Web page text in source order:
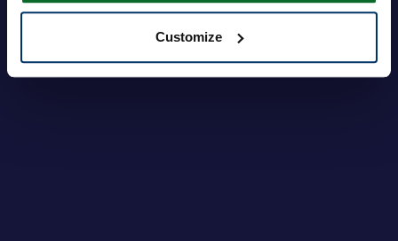
Customize